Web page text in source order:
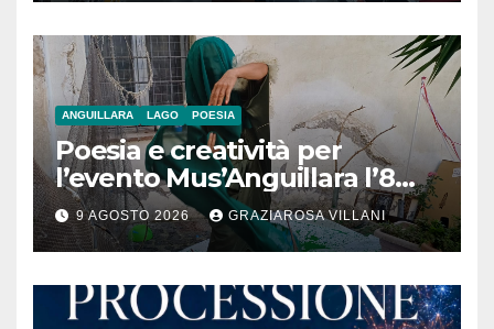
ANGUILLARA LAGO POESIA
Poesia e creatività per
l’evento Mus’Anguillara l’8
agosto 2026 al Museo
Contadino
9 AGOSTO 2026 GRAZIAROSA VILLANI